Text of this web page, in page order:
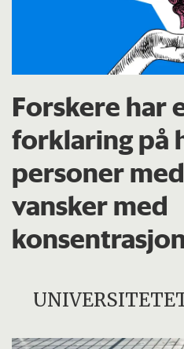
Forskere har
forklaring på
personer
vansker med